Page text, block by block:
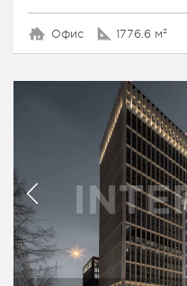
Офис 1776.6 м²